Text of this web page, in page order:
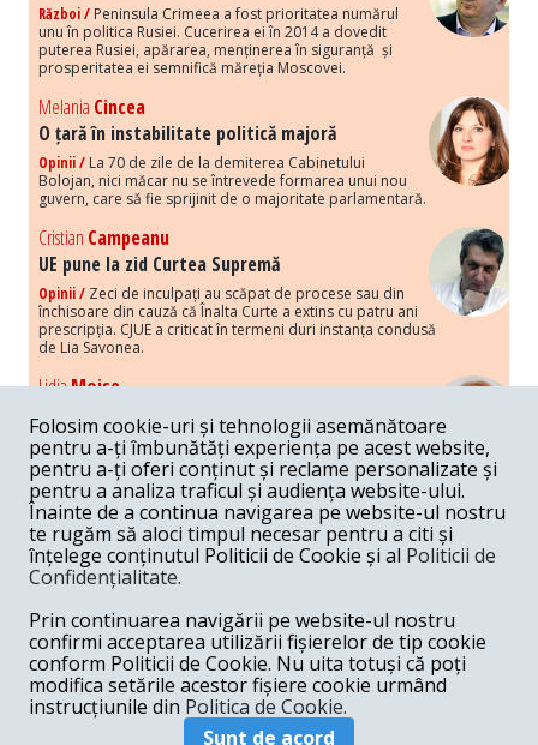
Război / Peninsula Crimeea a fost prioritatea numărul
unu în politica Rusiei. Cucerirea ei în 2014 a dovedit
puterea Rusiei, apărarea, menținerea în siguranță și
prosperitatea ei semnifică măreția Moscovei.
Melania Cincea
O țară în instabilitate politică majoră
Opinii / La 70 de zile de la demiterea Cabinetului
Bolojan, nici măcar nu se întrevede formarea unui nou
guvern, care să fie sprijinit de o majoritate parlamentară.
Cristian Campeanu
UE pune la zid Curtea Supremă
Opinii / Zeci de inculpați au scăpat de procese sau din
închisoare din cauză că Înalta Curte a extins cu patru ani
prescripția. CJUE a criticat în termeni duri instanța condusă
de Lia Savonea.
LidiaMoise
Costurile economice ale haosului politic
Opinii / Economia nu poate rezista cu retorica falsă a
susținerii intereselor poporului, care, de fapt, ascunde
obsesia menținerii privilegiilor și a averilor unor caste.
Melania Cincea
Noi puseuri de xenofobie din partea românilor
„neaoși”
Periodic, în spațiul public sunt voci care lansează
mesaje xenofobe la adresa câte unui politician care deranjează un
anumit grup politico-mediatic, într-un anumit moment.
ArmandGosu
Unirea cu Moldova: modele istorice
Unirea cu Moldova depinde de intensitatea
Folosim cookie-uri și tehnologii asemănătoare
pentru a-ți îmbunătăți experiența pe acest website,
pentru a-ți oferi conținut și reclame personalizate și
pentru a analiza traficul și audiența website-ului.
Înainte de a continua navigarea pe website-ul nostru
te rugăm să aloci timpul necesar pentru a citi și
înțelege conținutul Politicii de Cookie și al Politicii de
Confidențialitate.
Prin continuarea navigării pe website-ul nostru
confirmi acceptarea utilizării fișierelor de tip cookie
conform Politicii de Cookie. Nu uita totuși că poți
modifica setările acestor fișiere cookie urmând
instrucțiunile din Politica de Cookie.
Sunt de acord